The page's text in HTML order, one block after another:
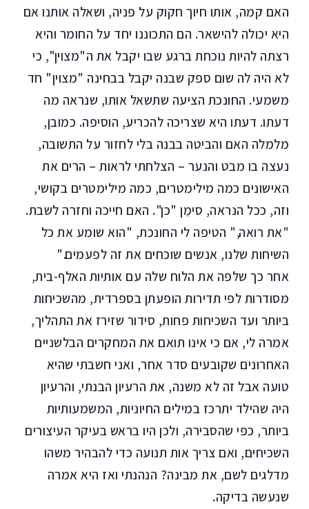
האם קמה, אותו חיוך חקוק על פניה, ושאלה אותנו אם
היא יכולה להישאר. הם התכוננו יחד על החומר והיא
רצתה להיות נוכחת ברגע שבו יקבל את ה"מצוין", כי
לא היה לה שום ספק שבנה יקבל בבחינה "מצוין" חד
משמעי. החונכת הציעה שתשאל אותו, שנראה מה
דעתו. דעתו היא שצריכה להכריע, הוסיפה. כמובן,
מלמלה האם והביטה בבנה בלי לחזור על התשובה,
נעצה בו מבט והנער – הצלחתי לראות – הרים את
האישונים כמה מילימטרים, כמה מילימטרים בקושי,
וזה, ככל הנראה, סימֵן "כן". האם חייכה וחזרה לשבת.
"את רואה," הטיפה לי החונכת, "הוא שומע את כל
השיחות שלנו, אנשים שוכחים את זה לפעמים."
אחר כך שלפה את הלוח שלה עם אותיות האלף-בית,
מסודרות לפי תדירות הופעתן בספרדית, מהשכיחות
ביותר ועד השכיחות פחות, סידור שזירז את התהליך,
אמרה לי, אם כי אינו תואם את המחקרים הבלשניים
האחרונים שקובעים סדר אחר, ואני חשבתי שהיא
טועה אבל זה לא משנה, את הרעיון הבנתי, והרעיון
היה שהילד יתרכז במילים החיוניות, המשמעותיות
ביותר, כפי שהסבירה, ולכן היו בראש בעיקר העיצורים
השכיחים, ואם צריך אות תנועה כדי להבהיר משהו
מדלגים לשם, את מבינה? הנהנתי ואז היא אמרה
שנעשה בדיקה.